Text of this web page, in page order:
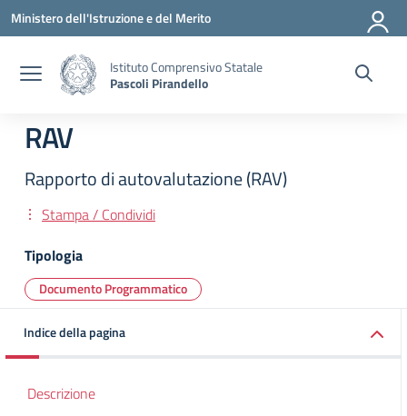
Vai ai contenuti
Vai al menu di navigazione
Vai al footer
Ministero dell'Istruzione e del Merito
Istituto Comprensivo Statale
Pascoli Pirandello
RAV
Rapporto di autovalutazione (RAV)
Stampa / Condividi
Tipologia
Documento Programmatico
Indice della pagina
Descrizione